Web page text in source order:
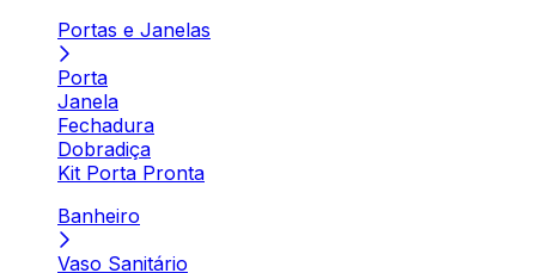
Portas e Janelas
Porta
Janela
Fechadura
Dobradiça
Kit Porta Pronta
Banheiro
Vaso Sanitário